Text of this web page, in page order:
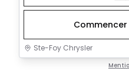
Ste-Foy Chrysler